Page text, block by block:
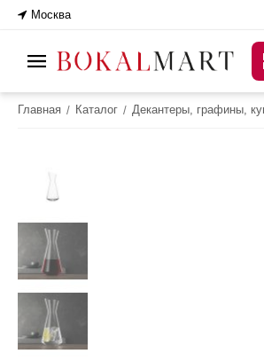
Москва
Главная / Каталог / Декантеры, графины,